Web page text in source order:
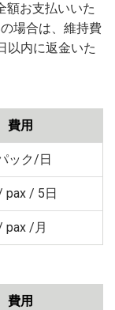
額お支払いいた
場合は、維持費
以内に返金いた
費用
ック/日
pax / 5日
pax /月
費用